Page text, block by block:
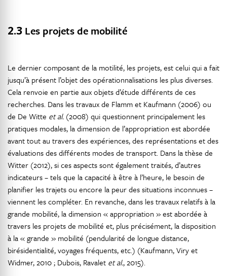
2.3 Les projets de mobilité
Le dernier composant de la motilité, les projets, est celui qui a fait
jusqu’à présent l’objet des opérationnalisations les plus diverses.
Cela renvoie en partie aux objets d’étude différents de ces
recherches. Dans les travaux de Flamm et Kaufmann (2006) ou
de De Witte et al. (2008) qui questionnent principalement les
pratiques modales, la dimension de l’appropriation est abordée
avant tout au travers des expériences, des représentations et des
évaluations des différents modes de transport. Dans la thèse de
Witter (2012), si ces aspects sont également traités, d’autres
indicateurs – tels que la capacité à être à l’heure, le besoin de
planifier les trajets ou encore la peur des situations inconnues –
viennent les compléter. En revanche, dans les travaux relatifs à la
grande mobilité, la dimension « appropriation » est abordée à
travers les projets de mobilité et, plus précisément, la disposition
à la « grande » mobilité (pendularité de longue distance,
birésidentialité, voyages fréquents, etc.) (Kaufmann, Viry et
Widmer, 2010 ; Dubois, Ravalet et al., 2015).